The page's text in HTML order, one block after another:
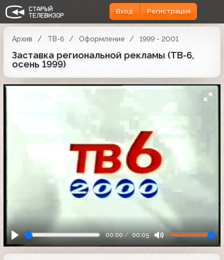
Вход Регистрация
Архив ТВ-6 Оформление 1999 - 2001
Заставка региональной рекламы (ТВ-6,
осень 1999)
00:00 00:05